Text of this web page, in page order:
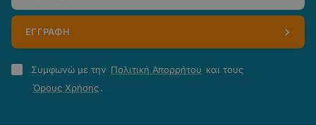
ΕΓΓΡΑΦΗ
Πολιτική
Απορρήτου
Συμφωνώ με την Πολιτική Απορρήτου και τους
Όρους Χρήσης.